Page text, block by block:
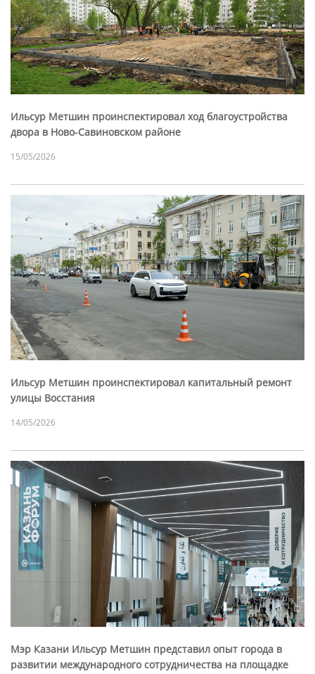
Ильсур Метшин проинспектировал ход благоустройства
двора в Ново-Савиновском районе
15/05/2026
Ильсур Метшин проинспектировал капитальный ремонт
улицы Восстания
14/05/2026
Мэр Казани Ильсур Метшин представил опыт города в
развитии международного сотрудничества на площадке